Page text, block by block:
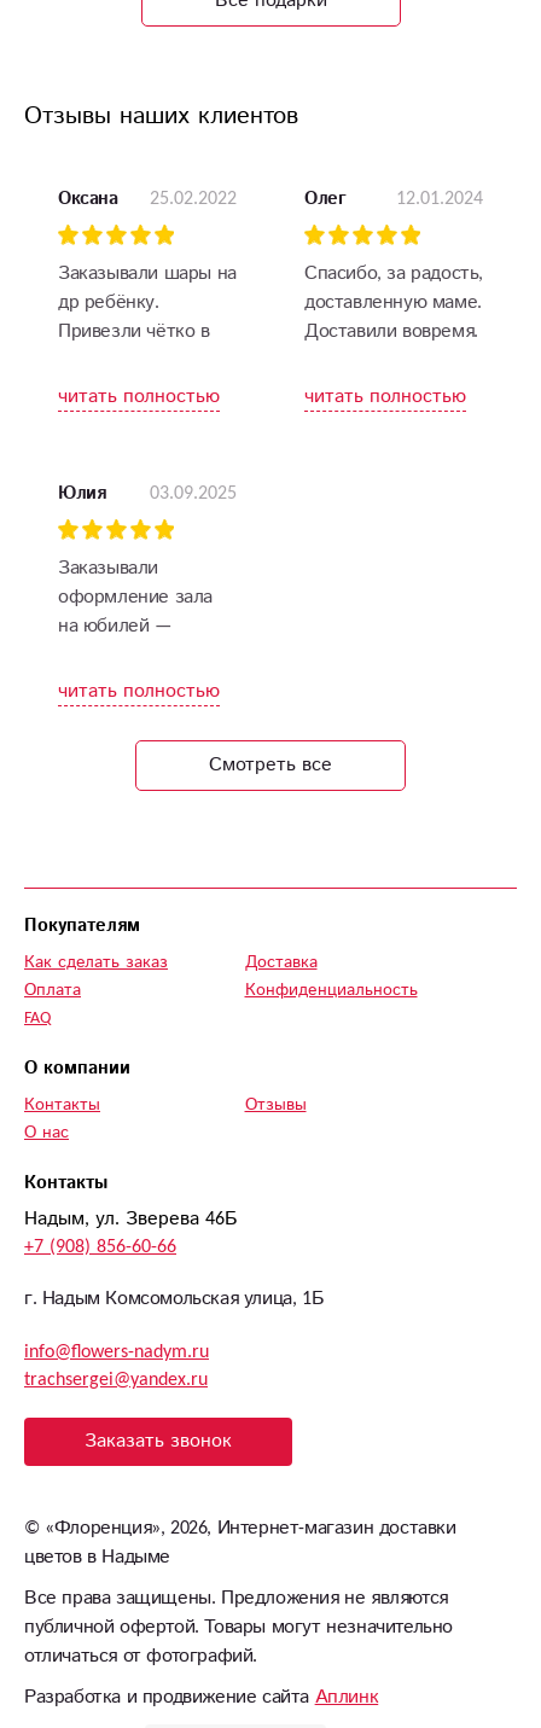
Отзывы наших клиентов
Оксана 25.02.2022
Заказывали шары на
др ребёнку.
Привезли чётко в
время.
Спасибо большое,
читать полностью
Олег 12.01.2024
Спасибо, за радость,
доставленную маме.
Доставили вовремя.
читать полностью
Юлия 03.09.2025
Заказывали
оформление зала
на юбилей —
красиво. Цветовые
решения и подбор
цветов учли все
Огромное спасибо
читать полностью
Смотреть все
Контакты
Надым, ул. Зверева 46Б
+7 (908) 856-60-66
г. Надым Комсомольская улица, 1Б
info@flowers-nadym.ru
trachsergei@yandex.ru
Заказать звонок
Покупателям
Как сделать заказ
Оплата
FAQ
Доставка
Конфиденциальность
О компании
Контакты
О нас
Отзывы
© «Флоренция», 2026, Интернет-магазин доставки
цветов в Надыме
Все права защищены. Предложения не являются
публичной офертой. Товары могут незначительно
отличаться от фотографий.
Разработка и продвижение сайтаАплинк